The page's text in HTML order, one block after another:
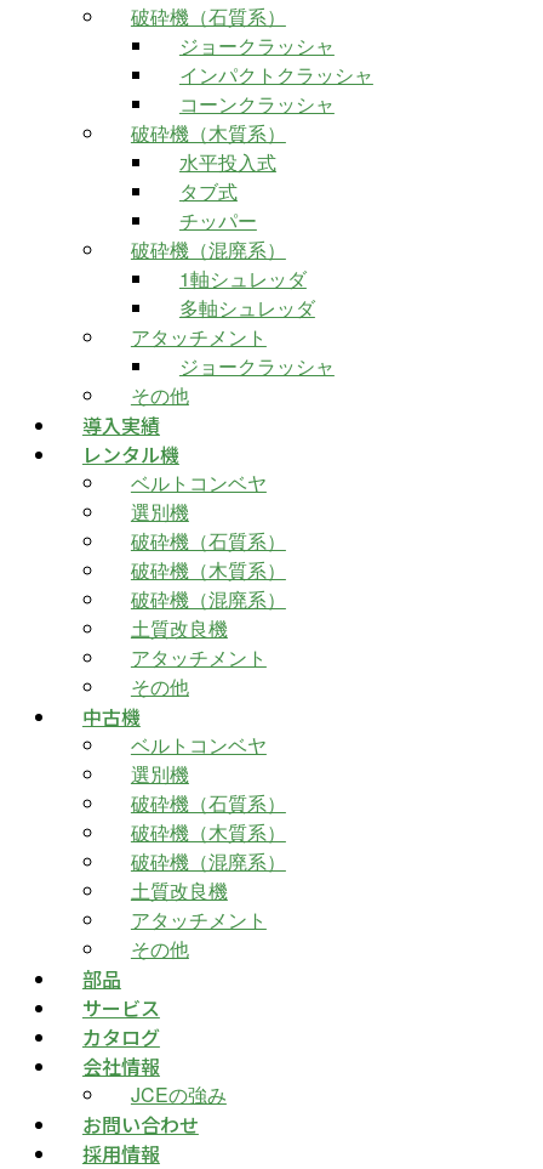
破砕機（石質系）
ジョークラッシャ
インパクトクラッシャ
コーンクラッシャ
破砕機（木質系）
水平投入式
タブ式
チッパー
破砕機（混廃系）
1軸シュレッダ
多軸シュレッダ
アタッチメント
ジョークラッシャ
その他
導入実績
レンタル機
ベルトコンベヤ
選別機
破砕機（石質系）
破砕機（木質系）
破砕機（混廃系）
土質改良機
アタッチメント
その他
中古機
ベルトコンベヤ
選別機
破砕機（石質系）
破砕機（木質系）
破砕機（混廃系）
土質改良機
アタッチメント
その他
部品
サービス
カタログ
会社情報
JCEの強み
お問い合わせ
採用情報